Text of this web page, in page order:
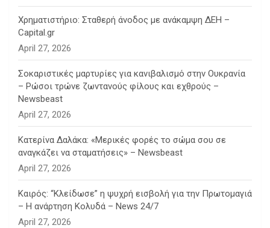
Χρηματιστήριο: Σταθερή άνοδος με ανάκαμψη ΔΕΗ –
Capital.gr
April 27, 2026
Σοκαριστικές μαρτυρίες για κανιβαλισμό στην Ουκρανία
– Ρώσοι τρώνε ζωντανούς φίλους και εχθρούς –
Newsbeast
April 27, 2026
Κατερίνα Δαλάκα: «Μερικές φορές το σώμα σου σε
αναγκάζει να σταματήσεις» – Newsbeast
April 27, 2026
Καιρός: “Κλείδωσε” η ψυχρή εισβολή για την Πρωτομαγιά
– Η ανάρτηση Κολυδά – News 24/7
April 27, 2026